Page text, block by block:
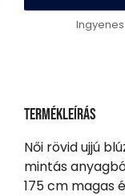
Termékleírás
Női rövid ujjú
mintás
175 cm magas